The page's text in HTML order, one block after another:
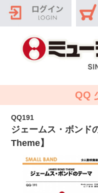
QQ
QQ191
ジェームス・ボンド
Theme】